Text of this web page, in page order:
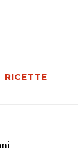
RICETTE